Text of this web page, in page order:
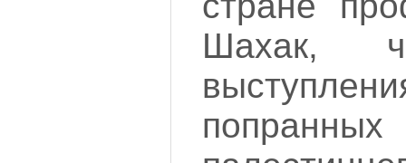
Шахак,